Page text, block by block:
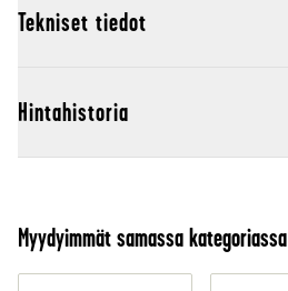
Tekniset tiedot
Hintahistoria
Myydyimmät samassa kategoriassa